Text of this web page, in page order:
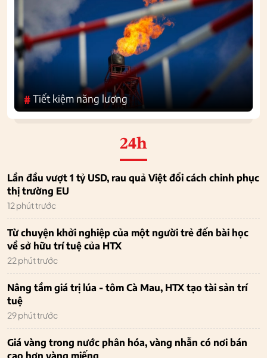
#Tiết kiệm năng lượng
24h
Lần đầu vượt 1 tỷ USD, rau quả Việt đổi cách chinh phục
thị trường EU
12 phút trước
Từ chuyện khởi nghiệp của một người trẻ đến bài học
về sở hữu trí tuệ của HTX
22 phút trước
Nâng tầm giá trị lúa - tôm Cà Mau, HTX tạo tài sản trí
tuệ
29 phút trước
Giá vàng trong nước phân hóa, vàng nhẫn có nơi bán
cao hơn vàng miếng